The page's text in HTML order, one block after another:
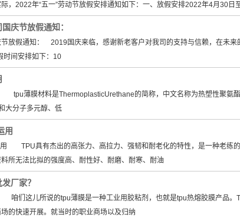
，2022年“五一”劳动节放假安排通知如下：一、放假安排2022年4月30
庆节放假通知：
放假通知： 2019国庆来临，感谢新老客户对我司的支持与信赖，在未
间安排如下：10
薄膜材料是ThermoplasticUrethane的简称，中文名称为热塑性聚氨酯
大分子多元醇、低
用
具有杰出的高张力、高拉力、强韧和耐老化的特性，是一种老练的
所无法比拟的强度高、耐性好、耐磨、耐寒、耐油
厂家？
这儿所说的tpu薄膜是一种工业用胶粘剂，也就是tpu热熔胶膜产品。
的快速开展。就当时的职业商场以及归纳